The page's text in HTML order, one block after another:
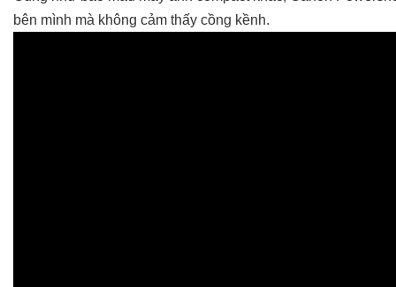
bên mình mà không cảm thấy cồng kềnh.